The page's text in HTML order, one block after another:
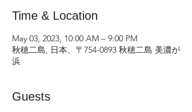
Time & Location
May 03, 2023, 10:00 AM – 9:00 PM
秋穂二島, 日本、〒754-0893 秋穂二島 美濃が
浜
Guests